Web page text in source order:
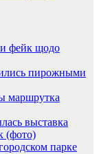
фейк щодо
пирожными
маршрутка
выставка
(фото)
парке